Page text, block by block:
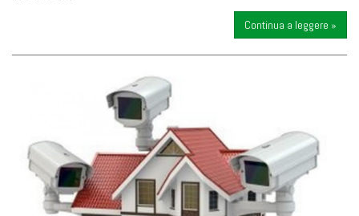
Continua a leggere »